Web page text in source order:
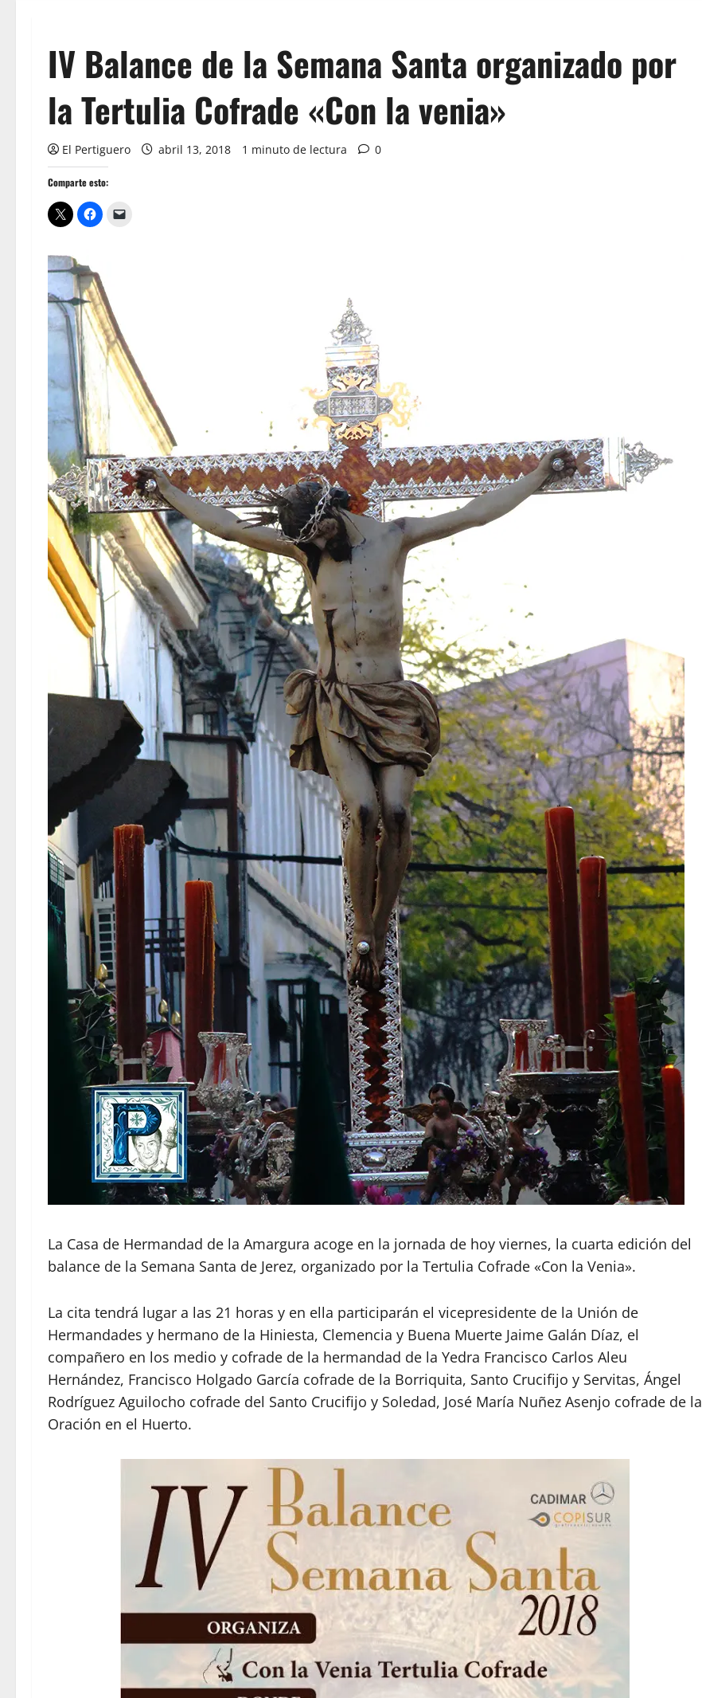
IV Balance de la Semana Santa organizado por
la Tertulia Cofrade «Con la venia»
El Pertiguero abril 13, 2018 1 minuto de lectura 0
Comparte esto:
La Casa de Hermandad de la Amargura acoge en la jornada de hoy viernes, la cuarta edición del
balance de la Semana Santa de Jerez, organizado por la Tertulia Cofrade «Con la Venia».
La cita tendrá lugar a las 21 horas y en ella participarán el vicepresidente de la Unión de
Hermandades y hermano de la Hiniesta, Clemencia y Buena Muerte Jaime Galán Díaz, el
compañero en los medio y cofrade de la hermandad de la Yedra Francisco Carlos Aleu
Hernández, Francisco Holgado García cofrade de la Borriquita, Santo Crucifijo y Servitas, Ángel
Rodríguez Aguilocho cofrade del Santo Crucifijo y Soledad, José María Nuñez Asenjo cofrade de la
Oración en el Huerto.